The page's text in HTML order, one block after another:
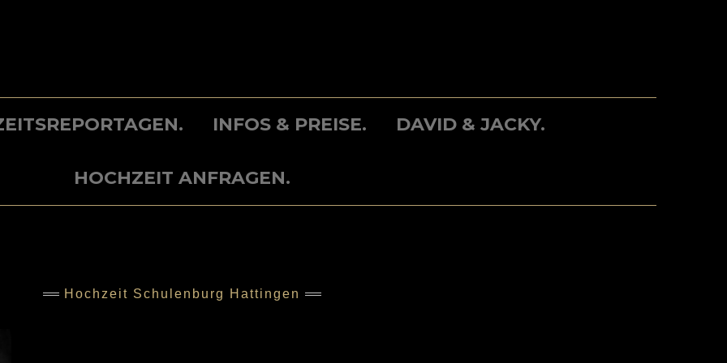
INFOS & PREISE. DAVID & JACKY.
HOCHZEIT ANFRAGEN.
Hochzeit Schulenburg Hattingen